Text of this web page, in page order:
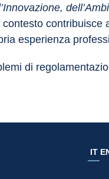
contesto contribuisce
esperienza
di
IT